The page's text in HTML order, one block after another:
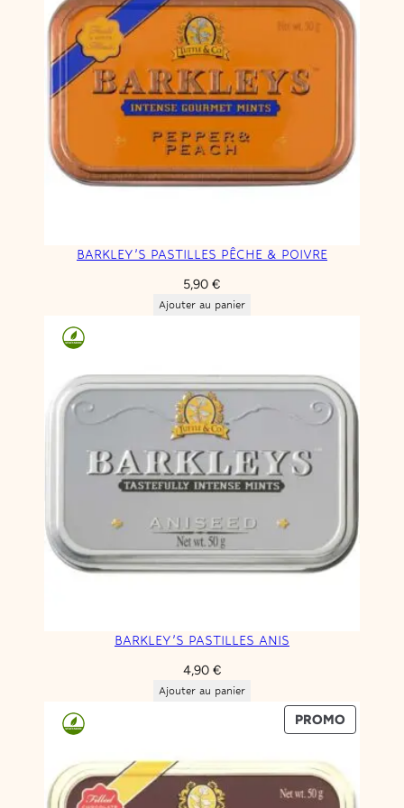
BARKLEY’S PASTILLES PÊCHE & POIVRE
5,90 €
Ajouter au panier
BARKLEY’S PASTILLES ANIS
4,90 €
Ajouter au panier
PROMOPRODUIT
EN